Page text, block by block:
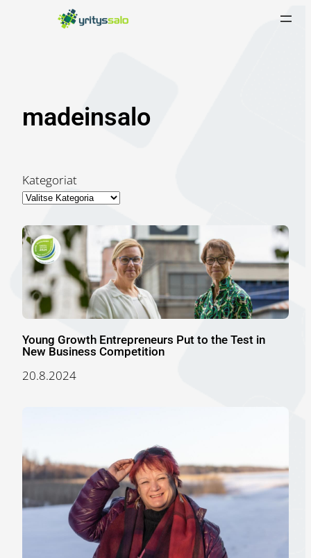
madeinsalo
Kategoriat
Young Growth Entrepreneurs Put to the Test in
New Business Competition
20.8.2024